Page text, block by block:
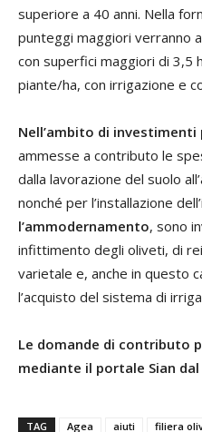
superiore a 40 anni. Nella
punteggi maggiori verranno
con superfici maggiori di 3,5
piante/ha, con irrigazione e
Nell’ambito di
ammesse a contributo le
dalla lavorazione del suolo
nonché per l’installazione
l’ammodernamento, sono
infittimento degli oliveti, di
varietale e, anche in questo
l’acquisto del sistema di
Le domande di contributo
mediante il portale Sian
TAG Agea aiuti filiera